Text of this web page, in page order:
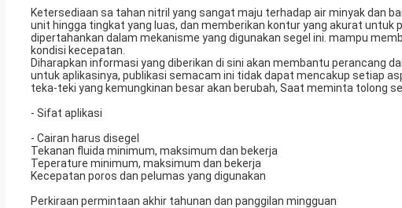
Ketersediaan sa tahan nitril yang sangat maju terhadap air minyak dan
unit hingga tingkat yang luas, dan memberikan kontur yang akurat untuk
dipertahankan dalam mekanisme yang digunakan segel ini. mampu
kondisi kecepatan.
Diharapkan informasi yang diberikan di sini akan membantu perancang
untuk aplikasinya, publikasi semacam ini tidak dapat mencakup setiap
teka-teki yang kemungkinan besar akan berubah, Saat meminta tolong
- Sifat aplikasi
- Cairan harus disegel
Tekanan fluida minimum, maksimum dan bekerja
Teperature minimum, maksimum dan bekerja
Kecepatan poros dan pelumas yang digunakan
Perkiraan permintaan akhir tahunan dan panggilan mingguan